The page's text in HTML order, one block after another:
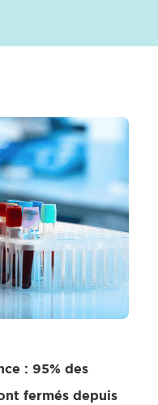
: 95% des
fermés depuis